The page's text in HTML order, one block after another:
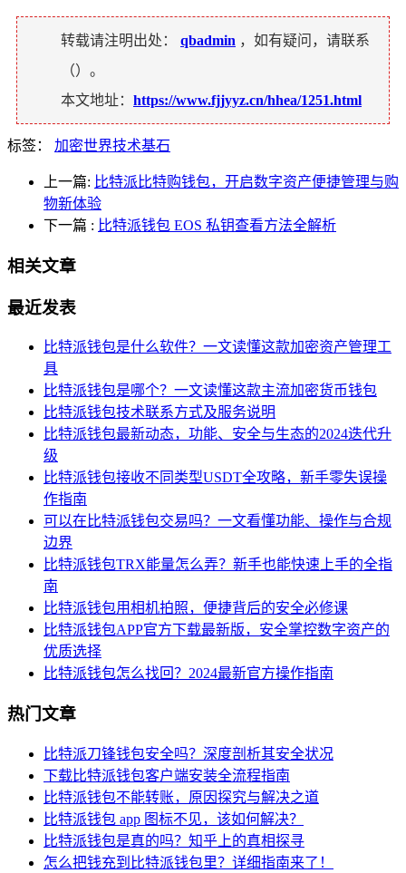
转载请注明出处： qbadmin ，如有疑问，请联系
（）。
本文地址： https://www.fjjyyz.cn/hhea/1251.html
标签： 加密世界技术基石
上一篇: 比特派比特购钱包，开启数字资产便捷管理与购
物新体验
下一篇 : 比特派钱包 EOS 私钥查看方法全解析
相关文章
最近发表
比特派钱包是什么软件？一文读懂这款加密资产管理工
具
比特派钱包是哪个？一文读懂这款主流加密货币钱包
比特派钱包技术联系方式及服务说明
比特派钱包最新动态，功能、安全与生态的2024迭代升
级
比特派钱包接收不同类型USDT全攻略，新手零失误操
作指南
可以在比特派钱包交易吗？一文看懂功能、操作与合规
边界
比特派钱包TRX能量怎么弄？新手也能快速上手的全指
南
比特派钱包用相机拍照，便捷背后的安全必修课
比特派钱包APP官方下载最新版，安全掌控数字资产的
优质选择
比特派钱包怎么找回？2024最新官方操作指南
热门文章
比特派刀锋钱包安全吗？深度剖析其安全状况
下载比特派钱包客户端安装全流程指南
比特派钱包不能转账，原因探究与解决之道
比特派钱包 app 图标不见，该如何解决？
比特派钱包是真的吗？知乎上的真相探寻
怎么把钱充到比特派钱包里？详细指南来了！